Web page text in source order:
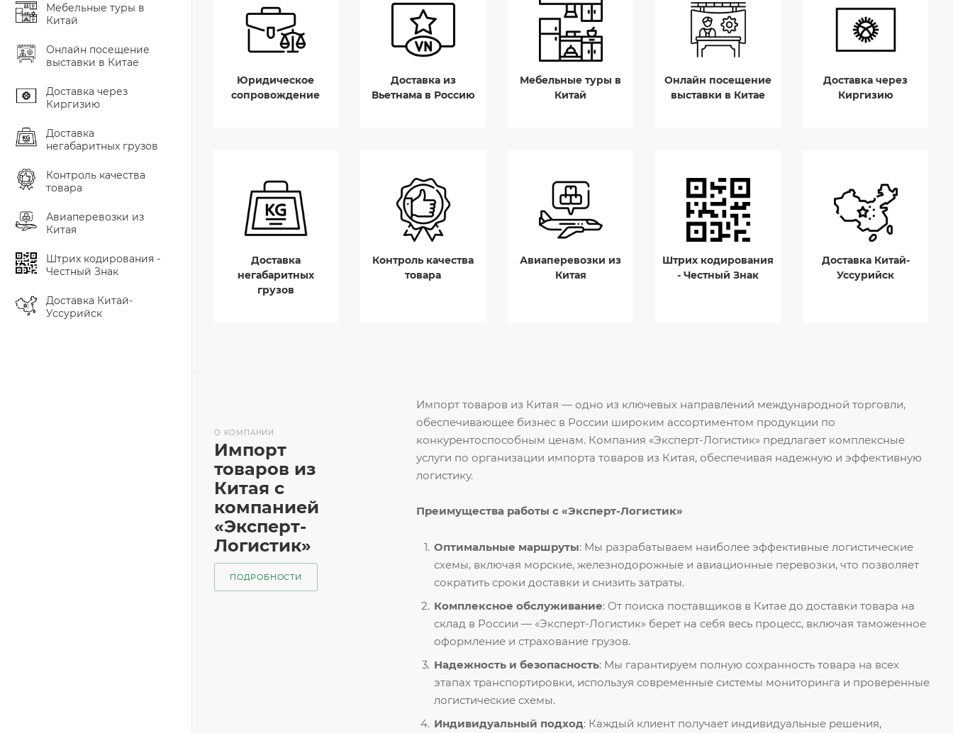
Мебельные туры в
Китай
Онлайн посещение
выставки в Китае
Доставка через
Киргизию
Доставка
негабаритных грузов
Контроль качества
товара
Авиаперевозки из
Китая
Штрих кодирования -
Честный Знак
Доставка Китай-
Уссурийск
Юридическое
сопровождение
Доставка из
Вьетнама в Россию
Мебельные туры в
Китай
Онлайн посещение
выставки в Китае
Доставка через
Киргизию
Доставка
негабаритных
грузов
Контроль качества
товара
Авиаперевозки из
Китая
Штрих кодирования
- Честный Знак
Доставка Китай-
Уссурийск
Импорт товаров из Китая — одно из ключевых направлений международной торговли,
обеспечивающее бизнес в России широким ассортиментом продукции по
конкурентоспособным ценам. Компания «Эксперт-Логистик» предлагает комплексные
услуги по организации импорта товаров из Китая, обеспечивая надежную и эффективную
логистику.
Преимущества работы с «Эксперт-Логистик»
Оптимальные маршруты: Мы разрабатываем наиболее эффективные логистические
схемы, включая морские, железнодорожные и авиационные перевозки, что позволяет
сократить сроки доставки и снизить затраты.
Комплексное обслуживание: От поиска поставщиков в Китае до доставки товара на
склад в России — «Эксперт-Логистик» берет на себя весь процесс, включая таможенное
оформление и страхование грузов.
Надежность и безопасность: Мы гарантируем полную сохранность товара на всех
этапах транспортировки, используя современные системы мониторинга и проверенные
логистические схемы.
Индивидуальный подход: Каждый клиент получает индивидуальные решения,
О КОМПАНИИ
Импорт
товаров из
Китая с
компанией
«Эксперт-
Логистик»
ПОДРОБНОСТИ